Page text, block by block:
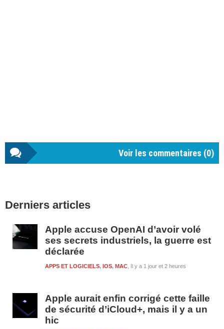
Voir les commentaires (0)
latérale
Derniers articles
Apple accuse OpenAI d’avoir volé
ses secrets industriels, la guerre est
déclarée
Il y a 1 jour et 2 heures
APPS ET LOGICIELS, IOS, MAC
Apple aurait enfin corrigé cette faille
de sécurité d’iCloud+, mais il y a un
hic